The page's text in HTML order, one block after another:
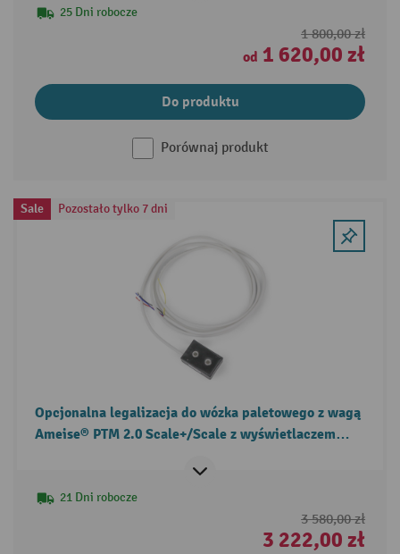
25 Dni robocze
1 800,00 zł
od 1 620,00 zł
Do produktu
Porównaj produkt
Sale Pozostało tylko 7 dni
Opcjonalna legalizacja do wózka paletowego z wagą
Ameise® PTM 2.0 Scale+/Scale z wyświetlaczem
21 Dni robocze
3 580,00 zł
3 222,00 zł